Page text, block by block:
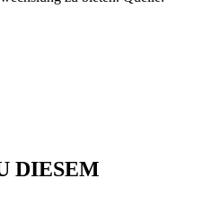
DIESEM